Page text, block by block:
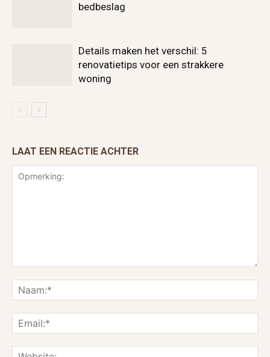
bedbeslag
Details maken het verschil: 5
renovatietips voor een strakkere
woning
LAAT EEN REACTIE ACHTER